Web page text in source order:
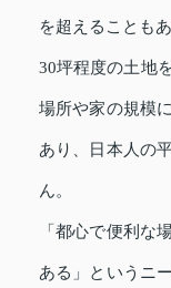
を超えることもあ
30坪程度の土地
場所や家の規模
あり、日本人の
ん。
「都心で便利な
ある」というニ